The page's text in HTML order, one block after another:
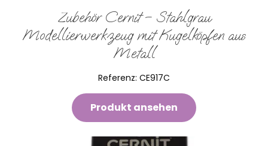
Zubehör Cernit – Stahlgrau
Modellierwerkzeug mit Kugelköpfen aus
Metall
Referenz: CE917C
Produkt ansehen